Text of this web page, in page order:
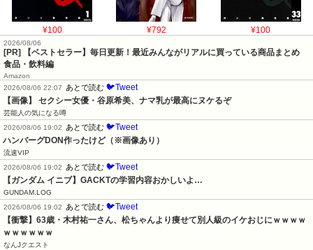
¥100 ¥792 ¥100
2026/08/06
[PR] 【ベストセラー】毎日更新！最近みんながリアルに買っている商品まとめ
食品・飲料編
Amazon
2026/08/06 22:07
あとで読む 🐦Tweet
【画像】 セクシー女優・谷原希美、ナマ乳が最高にヌケるぞ
芸能人の気になる噂
2026/08/06 19:02
あとで読む 🐦Tweet
ハンバーグDON作ったけど（※画像あり）
流速VIP
2026/08/06 19:02
あとで読む 🐦Tweet
【ガンダム イニブ】GACKTの学習内容おかしいよ…
GUNDAM.LOG
2026/08/06 19:02
あとで読む 🐦Tweet
【衝撃】63歳・木村祐一さん、松ちゃんより痩せて別人級のイケおじにｗｗｗｗ
ｗｗｗｗｗｗ
なんJクエスト